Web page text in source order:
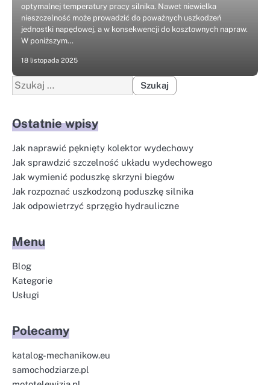
optymalnej temperatury pracy silnika. Nawet niewielka
nieszczelność może prowadzić do poważnych uszkodzeń
jednostki napędowej, a w konsekwencji do kosztownych napraw.
W poniższym…
18 listopada 2025
Szukaj:
Ostatnie wpisy
Jak naprawić pęknięty kolektor wydechowy
Jak sprawdzić szczelność układu wydechowego
Jak wymienić poduszkę skrzyni biegów
Jak rozpoznać uszkodzoną poduszkę silnika
Jak odpowietrzyć sprzęgło hydrauliczne
Menu
Blog
Kategorie
Usługi
Polecamy
katalog-mechanikow.eu
samochodziarze.pl